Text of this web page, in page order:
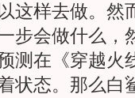
这样去做。
步会做什么，
测在《穿越火
状态。那么白